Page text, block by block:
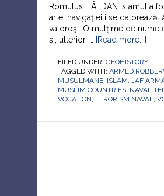
Romulus HÂLDAN Islamul a
artei navigației i se datorează.
valoroşi. O mulțime de
și, ulterior, …
[Read more...]
FILED UNDER: GEOHISTORY
TAGGED WITH: ARMED
MUSULMANE, ISLAM, JAF
MUSLIM COUNTRIES, NAVAL
VOCATION, TERORISM NAVAL,